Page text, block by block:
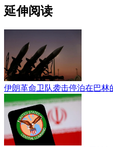
延伸阅读
伊朗革命卫队袭击停泊在巴林